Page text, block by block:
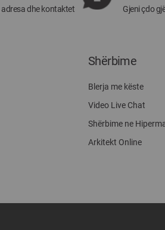
dhe kontaktet Gjeni çdo
Shërbime
Blerja me këste
Video Live Chat
Shërbime ne
Arkitekt Online